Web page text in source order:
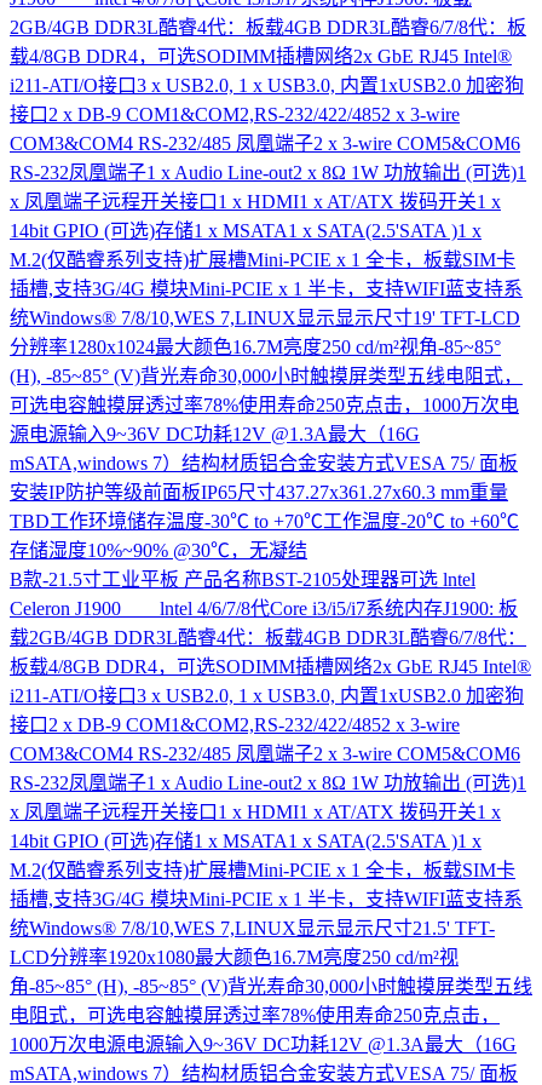
2GB/4GB DDR3L酷睿4代：板载4GB DDR3L酷睿6/7/8代：板
载4/8GB DDR4，可选SODIMM插槽网络2x GbE RJ45 Intel®
i211-ATI/O接口3 x USB2.0, 1 x USB3.0, 内置1xUSB2.0 加密狗
接口2 x DB-9 COM1&COM2,RS-232/422/4852 x 3-wire
COM3&COM4 RS-232/485 凤凰端子2 x 3-wire COM5&COM6
RS-232凤凰端子1 x Audio Line-out2 x 8Ω 1W 功放输出 (可选)1
x 凤凰端子远程开关接口1 x HDMI1 x AT/ATX 拨码开关1 x
14bit GPIO (可选)存储1 x MSATA1 x SATA(2.5'SATA )1 x
M.2(仅酷睿系列支持)扩展槽Mini-PCIE x 1 全卡，板载SIM卡
插槽,支持3G/4G 模块Mini-PCIE x 1 半卡，支持WIFI蓝支持系
统Windows® 7/8/10,WES 7,LINUX显示显示尺寸19' TFT-LCD
分辨率1280x1024最大颜色16.7M亮度250 cd/m²视角-85~85°
(H), -85~85° (V)背光寿命30,000小时触摸屏类型五线电阻式，
可选电容触摸屏透过率78%使用寿命250克点击，1000万次电
源电源输入9~36V DC功耗12V @1.3A最大（16G
mSATA,windows 7）结构材质铝合金安装方式VESA 75/ 面板
安装IP防护等级前面板IP65尺寸437.27x361.27x60.3 mm重量
TBD工作环境储存温度-30℃ to +70℃工作温度-20℃ to +60℃
存储湿度10%~90% @30℃，无凝结
B款-21.5寸工业平板 产品名称BST-2105处理器可选 lntel
Celeron J1900 lntel 4/6/7/8代Core i3/i5/i7系统内存J1900: 板
载2GB/4GB DDR3L酷睿4代：板载4GB DDR3L酷睿6/7/8代：
板载4/8GB DDR4，可选SODIMM插槽网络2x GbE RJ45 Intel®
i211-ATI/O接口3 x USB2.0, 1 x USB3.0, 内置1xUSB2.0 加密狗
接口2 x DB-9 COM1&COM2,RS-232/422/4852 x 3-wire
COM3&COM4 RS-232/485 凤凰端子2 x 3-wire COM5&COM6
RS-232凤凰端子1 x Audio Line-out2 x 8Ω 1W 功放输出 (可选)1
x 凤凰端子远程开关接口1 x HDMI1 x AT/ATX 拨码开关1 x
14bit GPIO (可选)存储1 x MSATA1 x SATA(2.5'SATA )1 x
M.2(仅酷睿系列支持)扩展槽Mini-PCIE x 1 全卡，板载SIM卡
插槽,支持3G/4G 模块Mini-PCIE x 1 半卡，支持WIFI蓝支持系
统Windows® 7/8/10,WES 7,LINUX显示显示尺寸21.5' TFT-
LCD分辨率1920x1080最大颜色16.7M亮度250 cd/m²视
角-85~85° (H), -85~85° (V)背光寿命30,000小时触摸屏类型五线
电阻式，可选电容触摸屏透过率78%使用寿命250克点击，
1000万次电源电源输入9~36V DC功耗12V @1.3A最大（16G
mSATA,windows 7）结构材质铝合金安装方式VESA 75/ 面板